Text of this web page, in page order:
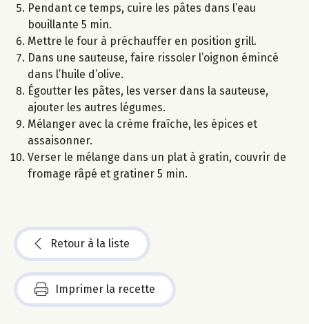
Pendant ce temps, cuire les pâtes dans l’eau
bouillante 5 min.
Mettre le four à préchauffer en position grill.
Dans une sauteuse, faire rissoler l’oignon émincé
dans l’huile d’olive.
Égoutter les pâtes, les verser dans la sauteuse,
ajouter les autres légumes.
Mélanger avec la crème fraîche, les épices et
assaisonner.
Verser le mélange dans un plat à gratin, couvrir de
fromage râpé et gratiner 5 min.
Retour à la liste
Imprimer la recette